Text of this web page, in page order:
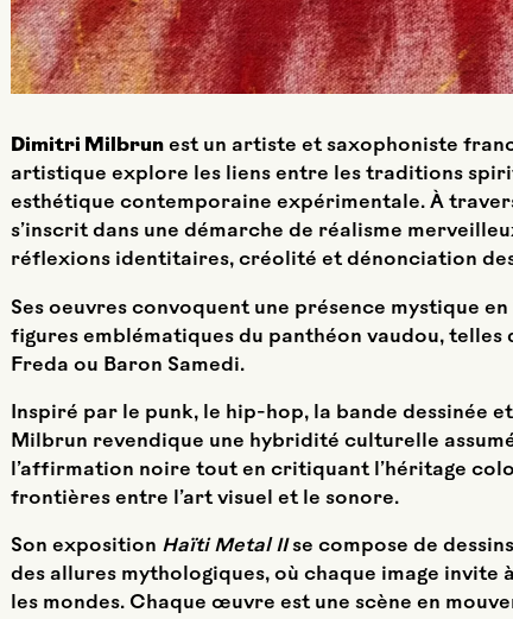
Dimitri Milbrun est un artiste et saxophoniste
artistique explore les liens entre les traditions
esthétique contemporaine expérimentale. À
s’inscrit dans une démarche de réalisme
réflexions identitaires, créolité et dénonciation
Ses oeuvres convoquent une présence mystique
figures emblématiques du panthéon vaudou, telles
Freda ou Baron Samedi.
Inspiré par le punk, le hip-hop, la bande dessinée
Milbrun revendique une hybridité culturelle
l’affirmation noire tout en critiquant l’héritage
frontières entre l’art visuel et le sonore.
Son exposition Haïti Metal IIse compose de
des allures mythologiques, où chaque image invite
les mondes. Chaque œuvre est une scène en